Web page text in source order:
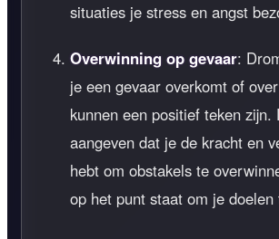
situaties je stress en angst
Overwinning op gevaar:
je een gevaar overkomt of
kunnen een positief teken zijn.
aangeven dat je de kracht en
hebt om obstakels te
op het punt staat om je doelen